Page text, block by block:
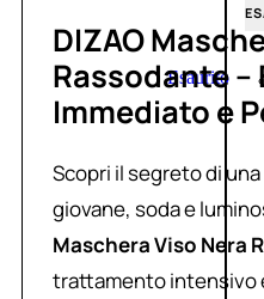
Esaurito
DIZAO
Rassodante
Immediato e
Scopri il segreto di
giovane, soda e
Maschera Viso Nera
trattamento intensivo